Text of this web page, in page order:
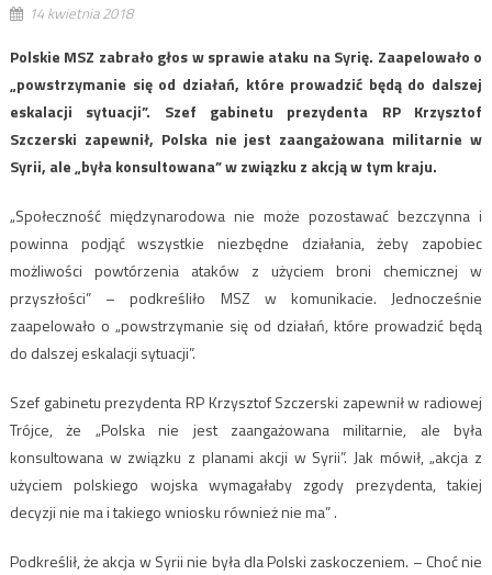
14 kwietnia 2018
Polskie MSZ zabrało głos w sprawie ataku na Syrię. Zaapelowało o
„powstrzymanie się od działań, które prowadzić będą do dalszej
eskalacji sytuacji”. Szef gabinetu prezydenta RP Krzysztof
Szczerski zapewnił, Polska nie jest zaangażowana militarnie w
Syrii, ale „była konsultowana” w związku z akcją w tym kraju.
„Społeczność międzynarodowa nie może pozostawać bezczynna i
powinna podjąć wszystkie niezbędne działania, żeby zapobiec
możliwości powtórzenia ataków z użyciem broni chemicznej w
przyszłości” – podkreśliło MSZ w komunikacie. Jednocześnie
zaapelowało o „powstrzymanie się od działań, które prowadzić będą
do dalszej eskalacji sytuacji”.
Szef gabinetu prezydenta RP Krzysztof Szczerski zapewnił w radiowej
Trójce, że „Polska nie jest zaangażowana militarnie, ale była
konsultowana w związku z planami akcji w Syrii”. Jak mówił, „akcja z
użyciem polskiego wojska wymagałaby zgody prezydenta, takiej
decyzji nie ma i takiego wniosku również nie ma” .
Podkreślił, że akcja w Syrii nie była dla Polski zaskoczeniem. – Choć nie